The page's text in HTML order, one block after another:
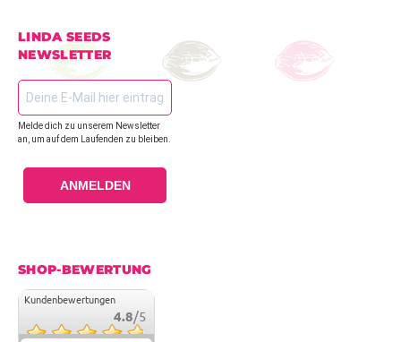
LINDA SEEDS
NEWSLETTER
Melde dich zu unserem Newsletter
an, um auf dem Laufenden zu bleiben.
ANMELDEN
SHOP-BEWERTUNG
Kundenbewertungen
4.8/5